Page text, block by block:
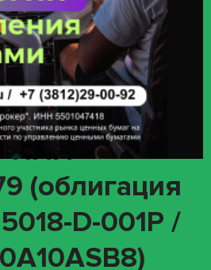
«Выплата
дохода» с
ПАО
ИНН
(облигация
D-001P /